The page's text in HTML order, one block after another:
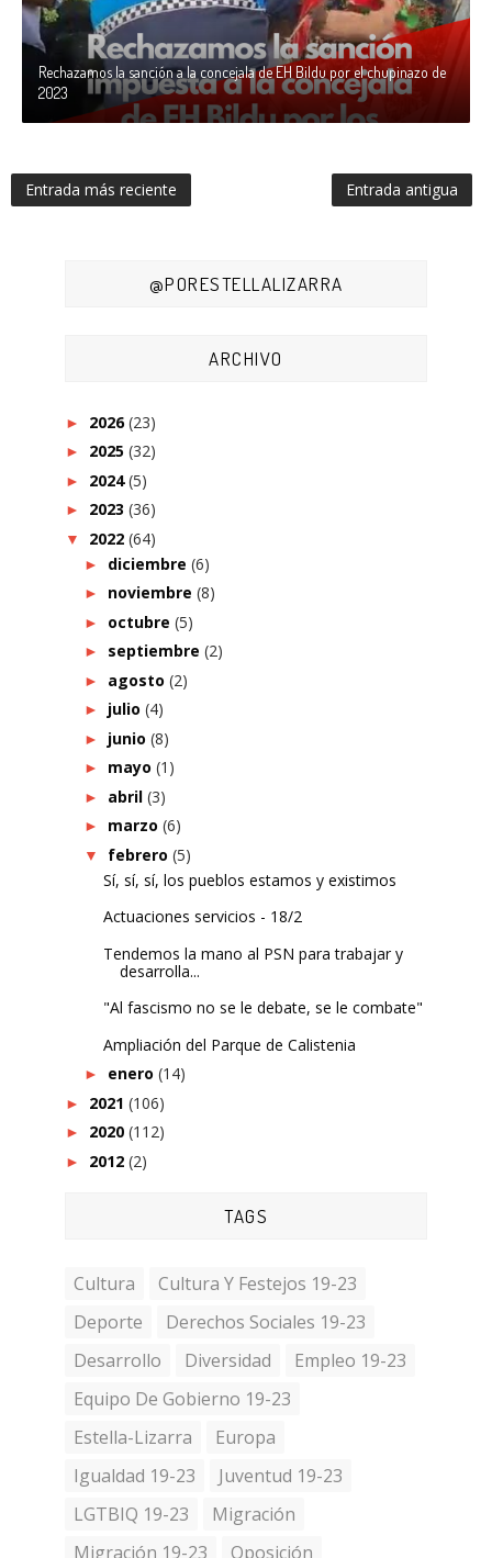
Rechazamos la sanción a la concejala de EH Bildu por el chupinazo de
2023
Entrada más reciente Entrada antigua
@PORESTELLALIZARRA
ARCHIVO
► 2026(23)
► 2025 (32)
► 2024(5)
► 2023 (36)
▼ 2022 (64)
► diciembre (6)
► noviembre (8)
► octubre (5)
► septiembre (2)
► agosto (2)
► julio (4)
► junio (8)
► mayo (1)
► abril (3)
► marzo (6)
▼ febrero (5)
Sí, sí, sí, los pueblos estamos y existimos
Actuaciones servicios - 18/2
Tendemos la mano al PSN para trabajar y
desarrolla...
"Al fascismo no se le debate, se le combate"
Ampliación del Parque de Calistenia
► enero (14)
► 2021 (106)
► 2020 (112)
► 2012 (2)
TAGS
Cultura
Cultura Y Festejos 19-23
Deporte
Derechos Sociales 19-23
Desarrollo
Diversidad
Empleo 19-23
Equipo De Gobierno 19-23
Estella-Lizarra
Europa
Igualdad 19-23
Juventud 19-23
LGTBIQ 19-23
Migración
Migración 19-23
Oposición